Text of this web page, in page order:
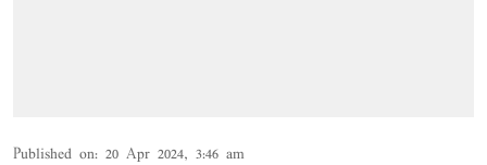
Published on: 20 Apr 2024, 3:46 am